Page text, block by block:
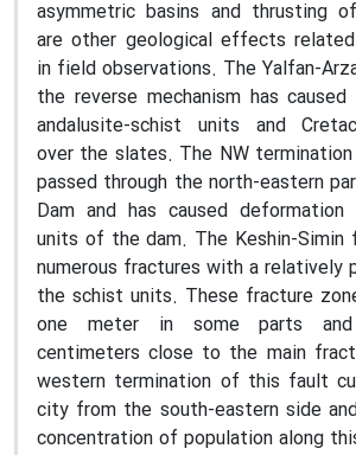
asymmetric basins and thrusting
are other geological effects
in field observations. The Yalfan-
the reverse mechanism has
andalusite-schist units and
over the slates. The NW
passed through the north-eastern
Dam and has caused
units of the dam. The Keshin-Simin
numerous fractures with a relatively
the schist units. These fracture
one meter in some parts and
centimeters close to the main
western termination of this fault
city from the south-eastern side
concentration of population along